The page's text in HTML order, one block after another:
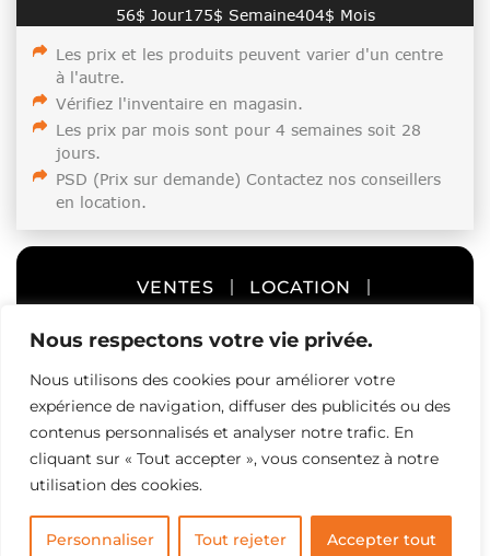
Nous respectons votre vie privée.
Nous utilisons des cookies pour améliorer votre
expérience de navigation, diffuser des publicités ou des
contenus personnalisés et analyser notre trafic. En
cliquant sur « Tout accepter », vous consentez à notre
utilisation des cookies.
Personnaliser Tout rejeter Accepter tout
56$ Jour175$ Semaine404$ Mois
Les prix et les produits peuvent varier d'un centre
à l'autre.
Vérifiez l'inventaire en magasin.
Les prix par mois sont pour 4 semaines soit 28
jours.
PSD (Prix sur demande) Contactez nos conseillers
en location.
VENTES LOCATION
ENTREPROSAGE À PROPOS
CARRIÈRES CONTACT